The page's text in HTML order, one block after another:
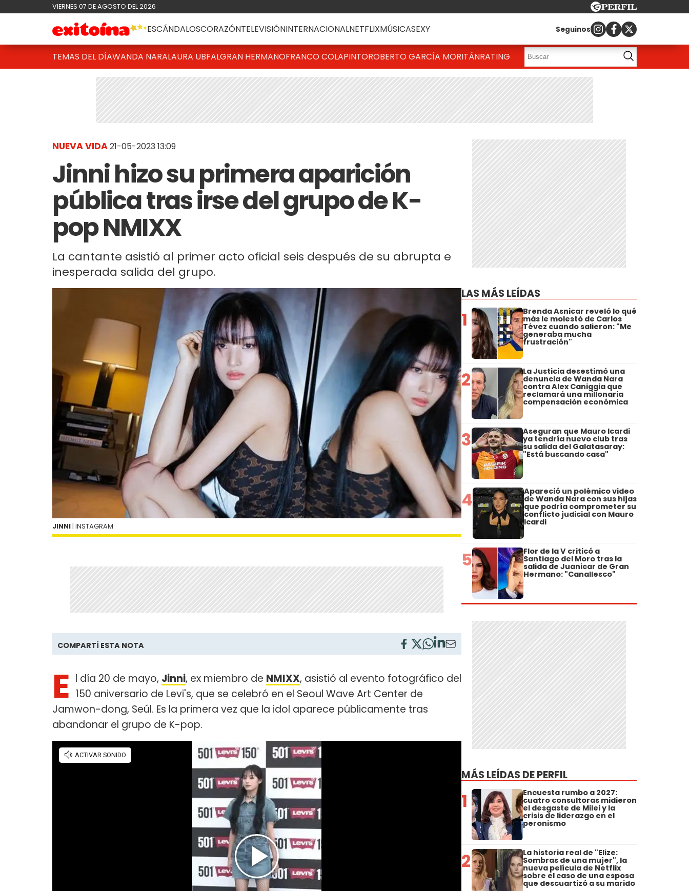
VIERNES 07 DE AGOSTO DEL 2026
ESCÁNDALOSCORAZÓNTELEVISIÓNINTERNACIONALNETFLIXMÚSICASEXY Seguinos
TEMAS DEL DÍAWANDA NARALAURA UBFALGRAN HERMANOFRANCO COLAPINTOROBERTO GARCÍA MORITÁNRATING
NUEVA VIDA21-05-2023 13:09
Jinni hizo su primera aparición
pública tras irse del grupo de K-
pop NMIXX
La cantante asistió al primer acto oficial seis después de su abrupta e
inesperada salida del grupo.
JINNI | INSTAGRAM
COMPARTÍ ESTA NOTA
E l día 20 de mayo, Jinni, ex miembro de NMIXX, asistió al evento fotográfico del
150 aniversario de Levi's, que se celebró en el Seoul Wave Art Center de
Jamwon-dong, Seúl. Es la primera vez que la idol aparece públicamente tras
abandonar el grupo de K-pop.
LAS MÁS LEÍDAS
1 Brenda Asnicar reveló lo qué
más le molestó de Carlos
Tévez cuando salieron: "Me
generaba mucha
frustración"
2 La Justicia desestimó una
denuncia de Wanda Nara
contra Alex Caniggia que
reclamará una millonaria
compensación económica
3 Aseguran que Mauro Icardi
ya tendría nuevo club tras
su salida del Galatasaray:
"Está buscando casa"
4 Apareció un polémico video
de Wanda Nara con sus hijas
que podría comprometer su
conflicto judicial con Mauro
Icardi
5 Flor de la V criticó a
Santiago del Moro tras la
salida de Juanicar de Gran
Hermano: "Canallesco"
MÁS LEÍDAS DE PERFIL
1 Encuesta rumbo a 2027:
cuatro consultoras midieron
el desgaste de Milei y la
crisis de liderazgo en el
peronismo
2 La historia real de "Elize:
Sombras de una mujer", la
nueva película de Netflix
sobre el caso de una esposa
que descuartizó a su marido